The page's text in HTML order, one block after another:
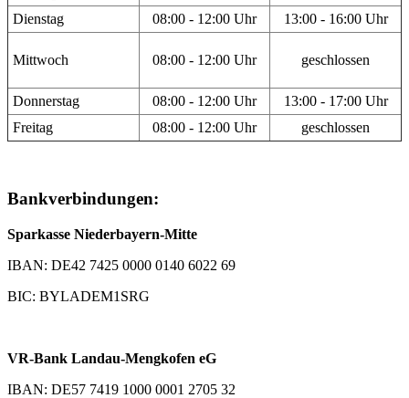
Dienstag
08:00 - 12:00 Uhr 13:00 - 16:00 Uhr
Mittwoch 08:00 - 12:00 Uhr geschlossen
Donnerstag 08:00 - 12:00 Uhr
13:00 - 17:00 Uhr
Freitag
08:00 - 12:00 Uhr geschlossen
Bankverbindungen:
Sparkasse Niederbayern-Mitte
IBAN: DE42 7425 0000 0140 6022 69
BIC: BYLADEM1SRG
VR-Bank Landau-Mengkofen eG
IBAN: DE57 7419 1000 0001 2705 32